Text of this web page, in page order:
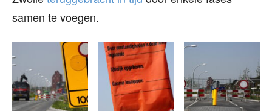
samen te voegen.